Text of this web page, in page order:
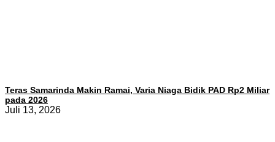
Teras Samarinda Makin Ramai, Varia Niaga Bidik PAD Rp2 Miliar
pada 2026
Juli 13, 2026